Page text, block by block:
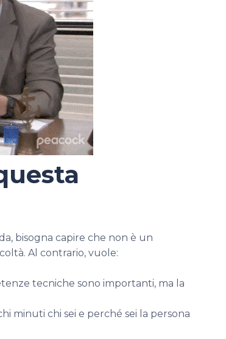
bisogna capire che non è un
Al contrario, vuole:
tecniche sono importanti, ma la
minuti chi sei e perché sei la persona